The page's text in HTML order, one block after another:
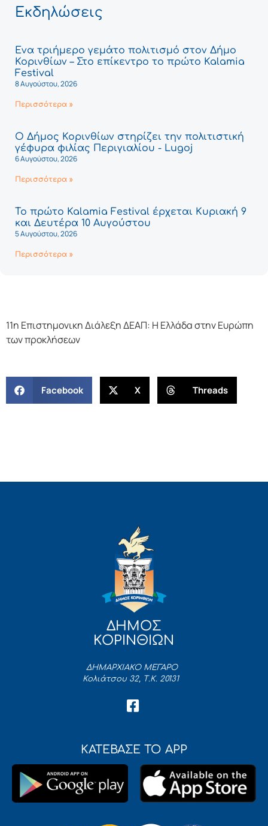
Εκδηλώσεις
Ένα τριήμερο γεμάτο πολιτισμό στον Δήμο
Κορινθίων – Στο επίκεντρο το πρώτο Kalamia
Festival
8 Αυγούστου, 2026
Περισσότερα »
Ο Δήμος Κορινθίων στηρίζει την πολιτιστική
γέφυρα φιλίας Περιγιαλίου - Lugoj
6 Αυγούστου, 2026
Περισσότερα »
Το πρώτο Kalamia Festival έρχεται Κυριακή 9
και Δευτέρα 10 Αυγούστου
5 Αυγούστου, 2026
Περισσότερα »
11η Επιστημονικη Διάλεξη ΔΕΑΠ: Η Ελλάδα στην Ευρώπη
των προκλήσεων
Facebook X Threads
ΔΗΜΟΣ
ΚΟΡΙΝΘΙΩΝ
ΔΗΜΑΡΧΙΑΚΟ ΜΕΓΑΡΟ
Κολιάτσου 32, Τ.Κ. 20131
ΚΑΤΕΒΑΣΕ ΤΟ APP